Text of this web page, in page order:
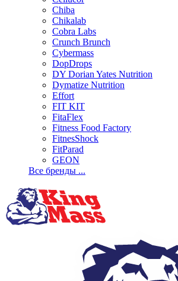
Chiba
Chikalab
Cobra Labs
Crunch Brunch
Cybermass
DopDrops
DY Dorian Yates Nutrition
Dymatize Nutrition
Effort
FIT KIT
FitaFlex
Fitness Food Factory
FitnesShock
FitParad
GEON
Все бренды ...